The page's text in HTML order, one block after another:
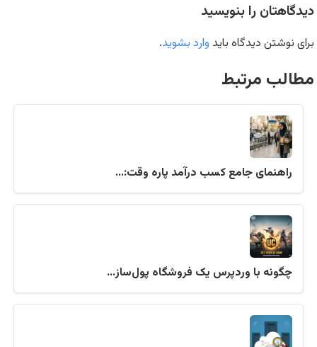
دیدگاهتان را بنویسید
برای نوشتن دیدگاه باید وارد بشوید.
مطالب مرتبط
راهنمای جامع کسب درآمد پاره وقت:…
چگونه با وردپرس یک فروشگاه پول‌ساز…